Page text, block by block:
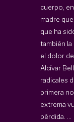
cuerpo,
madre
que ha
también la
el dolor
Alcívar
radicales
primera
extrema
pérdida. ...